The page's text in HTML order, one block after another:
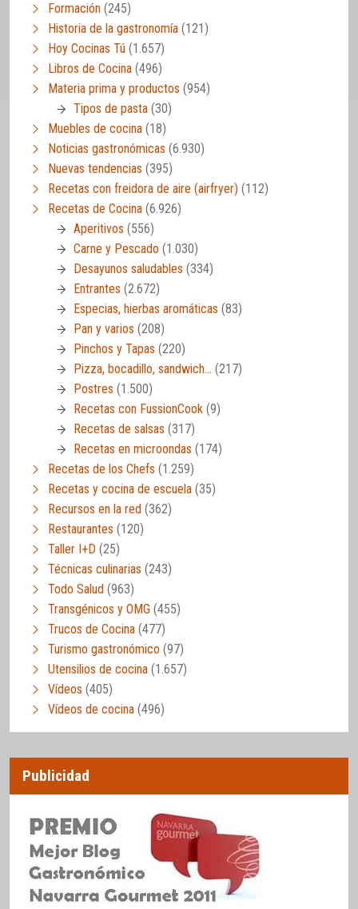
Formación (245)
Historia de la gastronomía (121)
Hoy Cocinas Tú (1.657)
Libros de Cocina (496)
Materia prima y productos (954)
Tipos de pasta (30)
Muebles de cocina (18)
Noticias gastronómicas (6.930)
Nuevas tendencias (395)
Recetas con freidora de aire (airfryer) (112)
Recetas de Cocina (6.926)
Aperitivos (556)
Carne y Pescado (1.030)
Desayunos saludables (334)
Entrantes (2.672)
Especias, hierbas aromáticas (83)
Pan y varios (208)
Pinchos y Tapas (220)
Pizza, bocadillo, sandwich… (217)
Postres (1.500)
Recetas con FussionCook (9)
Recetas de salsas (317)
Recetas en microondas (174)
Recetas de los Chefs (1.259)
Recetas y cocina de escuela (35)
Recursos en la red (362)
Restaurantes (120)
Taller I+D (25)
Técnicas culinarias (243)
Todo Salud (963)
Transgénicos y OMG (455)
Trucos de Cocina (477)
Turismo gastronómico (97)
Utensilios de cocina (1.657)
Vídeos (405)
Vídeos de cocina (496)
Publicidad